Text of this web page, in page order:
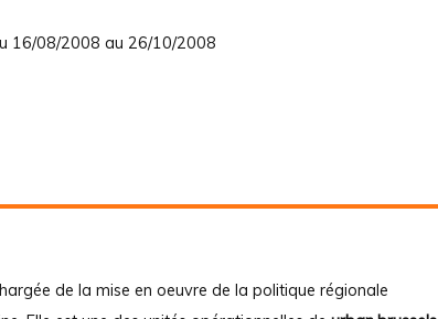
16/08/2008 au 26/10/2008
de la mise en oeuvre de la politique régionale